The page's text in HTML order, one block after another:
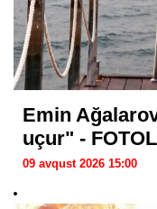
Emin
uçur" -
09 avqust 2026 15:00